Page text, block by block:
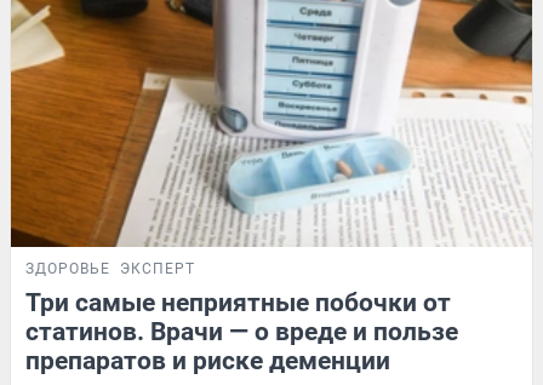
ЗДОРОВЬЕ ЭКСПЕРТ
Три самые неприятные побочки от
статинов. Врачи — о вреде и пользе
препаратов и риске деменции